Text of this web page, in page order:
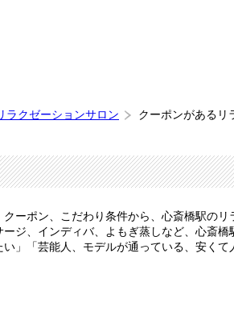
ラクゼーションサロン クーポンがあるリ
ーポン、こだわり条件から、心斎橋駅の
ジ、インディバ、よもぎ蒸しなど、心斎
」「芸能人、モデルが通っている、安く